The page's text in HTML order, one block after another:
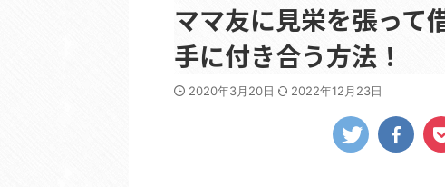
ママ友に見栄を張って
手に付き合う方法！
2020年3月20日 2022年12月23日